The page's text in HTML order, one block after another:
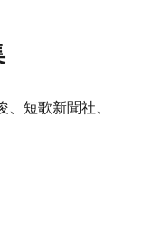
短歌新聞社、